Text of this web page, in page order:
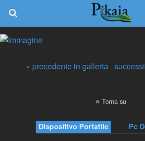
« precedente in galleria
Torna su
Dispositivo Portatile Pc